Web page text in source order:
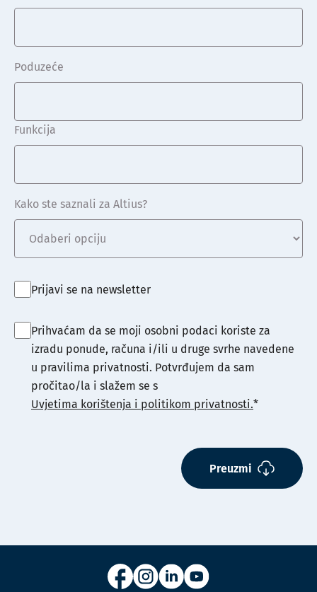
Poduzeće
Funkcija
Kako ste saznali za Altius?
Prijavi se na newsletter
Prihvaćam da se moji osobni podaci koriste za
izradu ponude, računa i/ili u druge svrhe navedene
u pravilima privatnosti. Potvrđujem da sam
pročitao/la i slažem se s
Uvjetima korištenja i politikom privatnosti.*
Preuzmi